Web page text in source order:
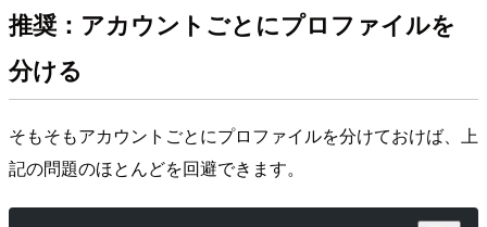
推奨：アカウントごとにプロファイルを
分ける
そもそもアカウントごとにプロファイルを分けておけば、上
記の問題のほとんどを回避できます。